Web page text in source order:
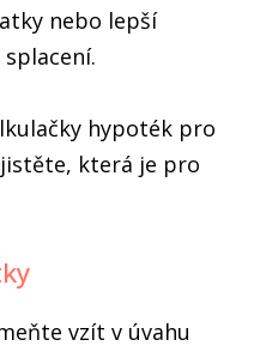
nebo lepší
hypoték pro
která je pro
vzít v úvahu